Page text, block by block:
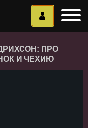
ПРО
И ЧЕХИЮ